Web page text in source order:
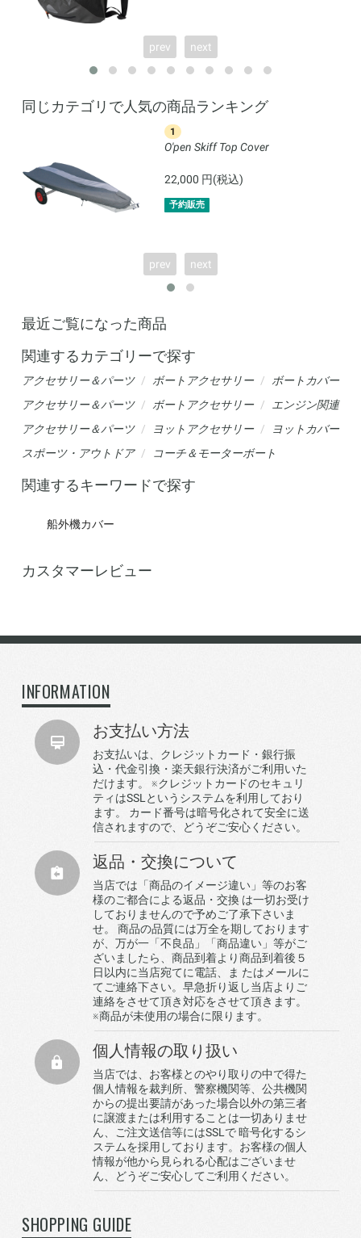
prev next
同じカテゴリで人気の商品ランキング
1
O'pen Skiff Top Cover
22,000 円(税込)
予約販売
prev next
最近ご覧になった商品
関連するカテゴリーで探す
アクセサリー＆パーツ ボートアクセサリー
ボートカバー
アクセサリー＆パーツ
ボートアクセサリー
エンジン関連
アクセサリー＆パーツ
ヨットアクセサリー
ヨットカバー
スポーツ・アウトドア
コーチ＆モーターボート
関連するキーワードで探す
船外機カバー
カスタマーレビュー
INFORMATION
お支払い方法
お支払いは、クレジットカード・銀行振
込・代金引換・楽天銀行決済がご利用いた
だけます。 ※クレジットカードのセキュリ
ティはSSLというシステムを利用しており
ます。 カード番号は暗号化されて安全に送
信されますので、どうぞご安心ください。
返品・交換について
当店では「商品のイメージ違い」等のお客
様のご都合による返品・交換 は一切お受け
しておりませんので予めご了承下さいま
せ。 商品の品質には万全を期しております
が、万が一「不良品」「商品違い」等がご
ざいましたら、商品到着より商品到着後５
日以内に当店宛てに電話、ま たはメールに
てご連絡下さい。早急折り返し当店よりご
連絡をさせて頂き対応をさせて頂きます。
※商品が未使用の場合に限ります。
個人情報の取り扱い
当店では、お客様とのやり取りの中で得た
個人情報を裁判所、警察機関等、公共機関
からの提出要請があった場合以外の第三者
に譲渡または利用することは一切ありませ
ん、ご注文送信等にはSSLで 暗号化するシ
ステムを採用しております。お客様の個人
情報が他から見られる心配はございませ
ん、どうぞご安心してご利用ください。
SHOPPING GUIDE